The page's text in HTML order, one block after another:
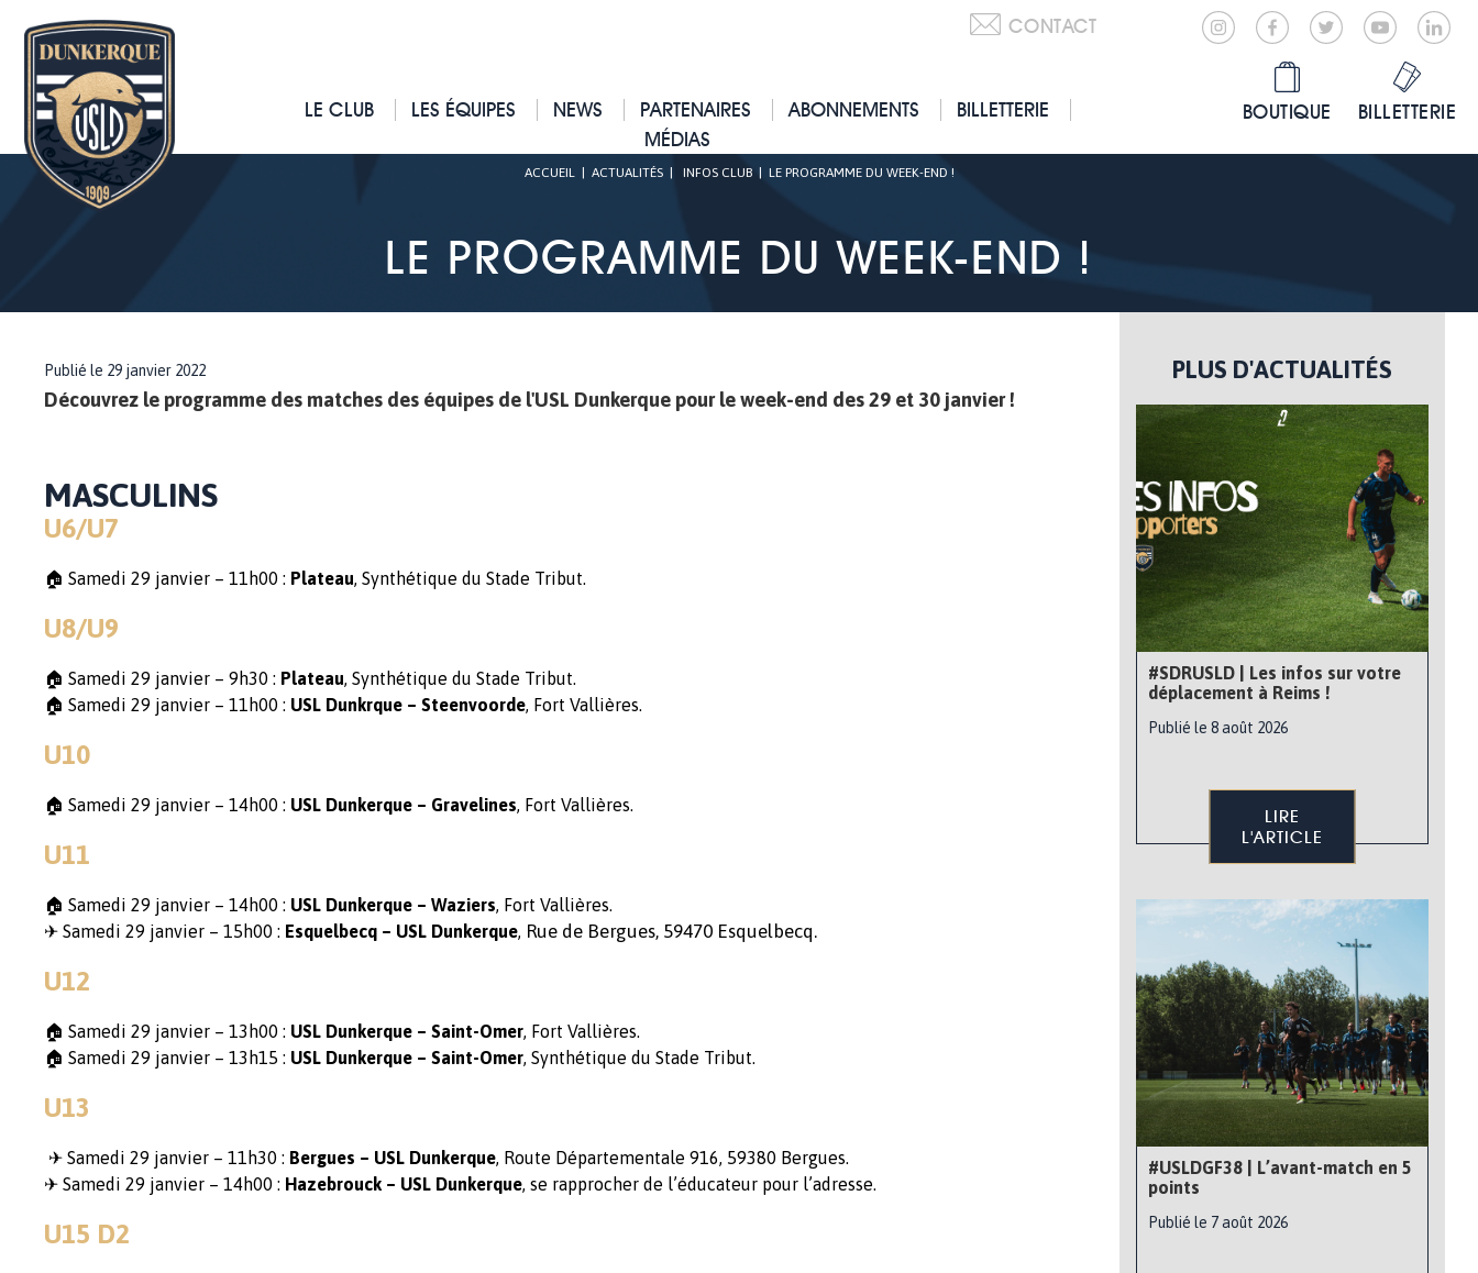
CONTACT
LE CLUB LES ÉQUIPES NEWS PARTENAIRES ABONNEMENTS
BILLETTERIE
MÉDIAS
BOUTIQUE BILLETTERIE
ACCUEIL| ACTUALITÉS| INFOS CLUB| LE PROGRAMME DU WEEK-END !
LE PROGRAMME DU WEEK-END !
Publié le 29 janvier 2022
Découvrez le programme des matches des équipes de l'USL Dunkerque pour le week-end des 29 et 30 janvier !
MASCULINS
U6/U7
🏠 Samedi 29 janvier – 11h00 : Plateau, Synthétique du Stade Tribut.
U8/U9
🏠 Samedi 29 janvier – 9h30 : Plateau, Synthétique du Stade Tribut.
🏠 Samedi 29 janvier – 11h00 : USL Dunkrque – Steenvoorde, Fort Vallières.
U10
🏠 Samedi 29 janvier – 14h00 : USL Dunkerque – Gravelines, Fort Vallières.
U11
🏠 Samedi 29 janvier – 14h00 : USL Dunkerque – Waziers, Fort Vallières.
✈ Samedi 29 janvier – 15h00 : Esquelbecq – USL Dunkerque, Rue de Bergues, 59470 Esquelbecq.
U12
🏠 Samedi 29 janvier – 13h00 : USL Dunkerque – Saint-Omer, Fort Vallières.
🏠 Samedi 29 janvier – 13h15 : USL Dunkerque – Saint-Omer, Synthétique du Stade Tribut.
U13
✈ Samedi 29 janvier – 11h30 : Bergues – USL Dunkerque, Route Départementale 916, 59380 Bergues.
✈ Samedi 29 janvier – 14h00 : Hazebrouck – USL Dunkerque, se rapprocher de l’éducateur pour l’adresse.
U15 D2
PLUS D'ACTUALITÉS
#SDRUSLD | Les infos sur votre
déplacement à Reims !
Publié le 8 août 2026
LIRE
L'ARTICLE
#USLDGF38 | L’avant-match en 5
points
Publié le 7 août 2026